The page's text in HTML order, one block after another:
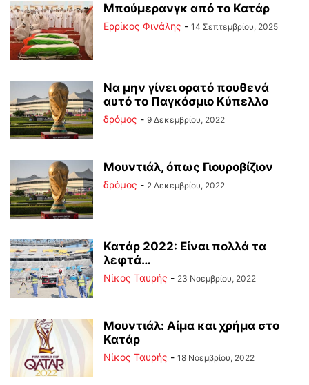
Μπούμερανγκ από το Κατάρ
Ερρίκος Φινάλης - 14 Σεπτεμβρίου, 2025
Να μην γίνει ορατό πουθενά
αυτό το Παγκόσμιο Κύπελλο
δρόμος - 9 Δεκεμβρίου, 2022
Μουντιάλ, όπως Γιουροβίζιον
δρόμος - 2 Δεκεμβρίου, 2022
Κατάρ 2022: Είναι πολλά τα
λεφτά…
Νίκος Ταυρής - 23 Νοεμβρίου, 2022
Μουντιάλ: Αίμα και χρήμα στο
Κατάρ
Νίκος Ταυρής - 18 Νοεμβρίου, 2022